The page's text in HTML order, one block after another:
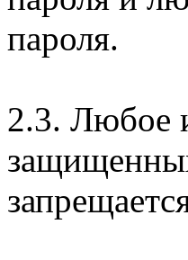
пароля.
2.3. Любое